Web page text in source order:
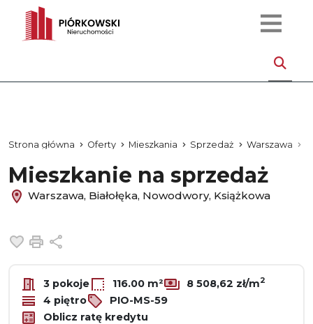
Strona główna Oferty Mieszkania Sprzedaż Warszawa
Mieszkanie na sprzedaż
Warszawa, Białołęka, Nowodwory, Książkowa
Dodaj do ulubionych
Drukuj
3 pokoje 116.00 m² 8 508,62 zł/m2
4 piętro
PIO-MS-59
Oblicz ratę kredytu